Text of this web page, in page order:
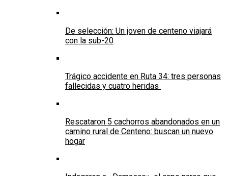
De selección: Un joven de centeno viajará
con la sub-20
Trágico accidente en Ruta 34: tres personas
fallecidas y cuatro heridas
Rescataron 5 cachorros abandonados en un
camino rural de Centeno: buscan un nuevo
hogar